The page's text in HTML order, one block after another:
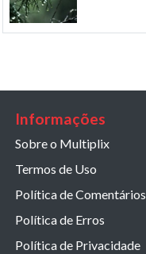
Informações
Sobre o Multiplix
Termos de Uso
Política de Comentários
Política de Erros
Política de Privacidade